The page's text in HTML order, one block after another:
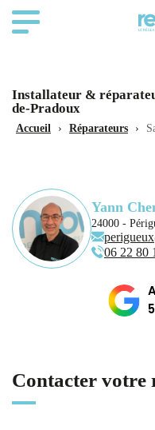
Installateur &
de-Pradoux
Accueil › Réparateurs ›
Yann
24000 -
06 22 80
Contacter votre